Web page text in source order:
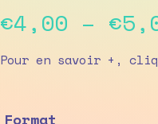
€4,00 – €
Pour en savoir +,
Format